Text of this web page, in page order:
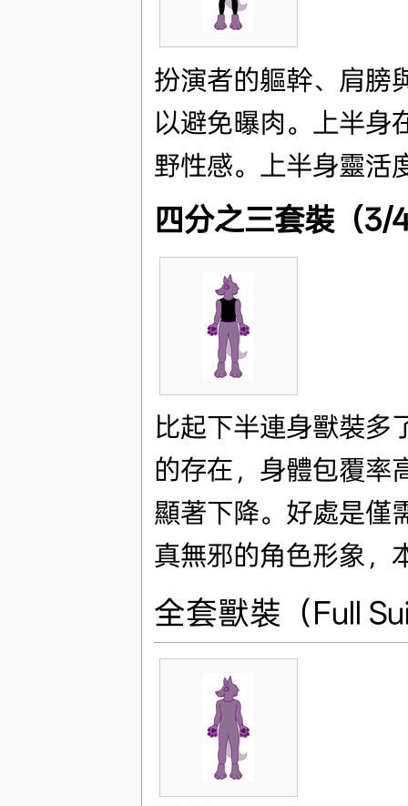
扮演者的軀幹、肩膀
以避免曝肉。上半身
野性感。上半身靈活
四分之三套裝（3/
比起下半連身獸裝多
的存在，身體包覆率
顯著下降。好處是僅
真無邪的角色形象，
全套獸裝（Full